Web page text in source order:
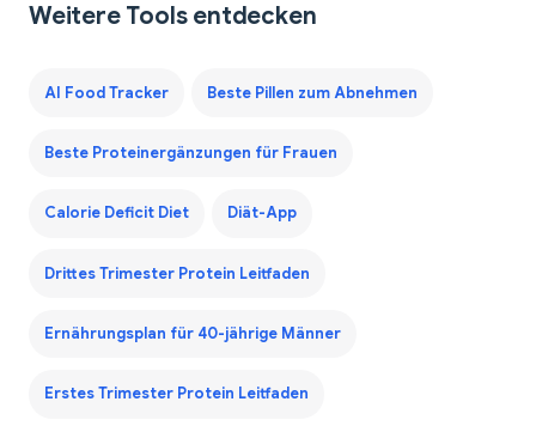
Weitere Tools entdecken
AI Food Tracker Beste Pillen zum Abnehmen
Beste Proteinergänzungen für Frauen
Calorie Deficit Diet Diät-App
Drittes Trimester Protein Leitfaden
Ernährungsplan für 40-jährige Männer
Erstes Trimester Protein Leitfaden